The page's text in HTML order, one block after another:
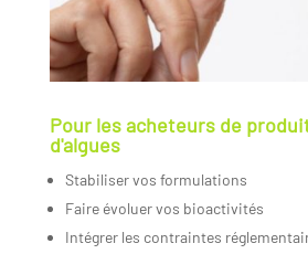
Pour les acheteurs de
d'algues
Stabiliser vos formulations
Faire évoluer vos bioactivités
Intégrer les contraintes